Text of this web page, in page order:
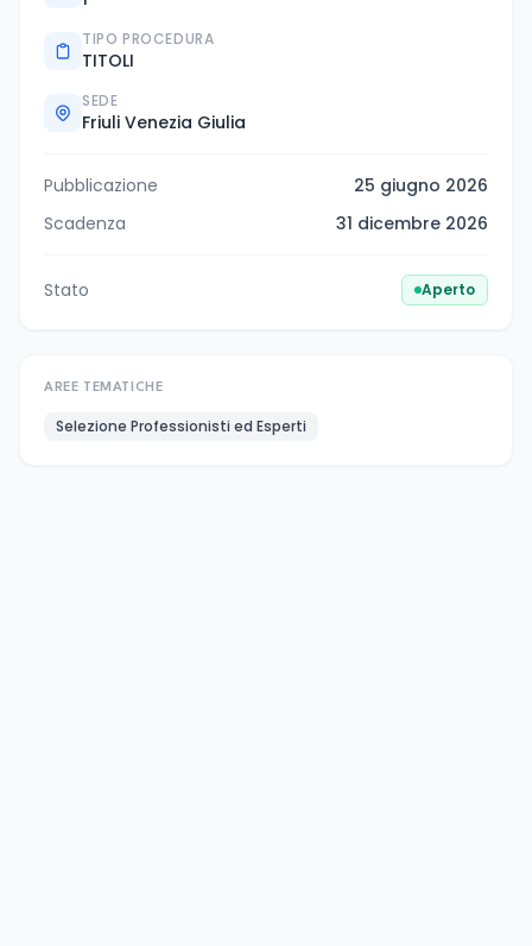
TIPO PROCEDURA
TITOLI
SEDE
Friuli Venezia Giulia
Pubblicazione
25 giugno 2026
Scadenza
31 dicembre 2026
Stato Aperto
AREE TEMATICHE
Selezione Professionisti ed Esperti